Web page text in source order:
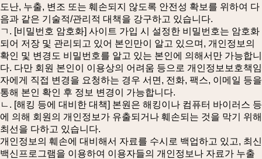
도난, 누출, 변조 또는 훼손되지 않도록 안전성 확보를 위하여 다
음과 같은 기술적/관리적 대책을 강구하고 있습니다.
ㄱ. [비밀번호 암호화] 사이트 가입 시 설정한 비밀번호는 암호화
되어 저장 및 관리되고 있어 본인만이 알고 있으며, 개인정보의
확인 및 변경도 비밀번호를 알고 있는 본인에 의해서만 가능합니
다. 다만 회원 본인이 이용상의 어려움 등으로 개인정보보호책임
자에게 직접 변경을 요청하는 경우 서면, 전화, 팩스, 이메일 등을
통해 본인 확인 후 정보 변경이 가능합니다.
ㄴ. [해킹 등에 대비한 대책] 본원은 해킹이나 컴퓨터 바이러스 등
에 의해 회원의 개인정보가 유출되거나 훼손되는 것을 막기 위해
최선을 다하고 있습니다.
개인정보의 훼손에 대비해서 자료를 수시로 백업하고 있고, 최신
백신프로그램을 이용하여 이용자들의 개인정보나 자료가 누출